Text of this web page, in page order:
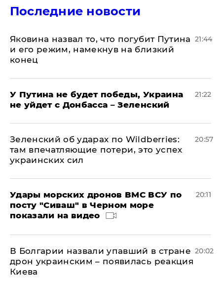
Последние новости
Яковина назвал то, что погубит Путина
и его режим, намекнув на близкий
конец
21:44
У Путина не будет победы, Украина
не уйдет с Донбасса – Зеленский
21:22
Зеленский об ударах по Wildberries:
там впечатляющие потери, это успех
украинских сил
20:57
Удары морских дронов ВМС ВСУ по
посту "Сиваш" в Черном море
показали на видео
20:11
В Болгарии назвали упавший в стране
дрон украинским – появилась реакция
Киева
20:02